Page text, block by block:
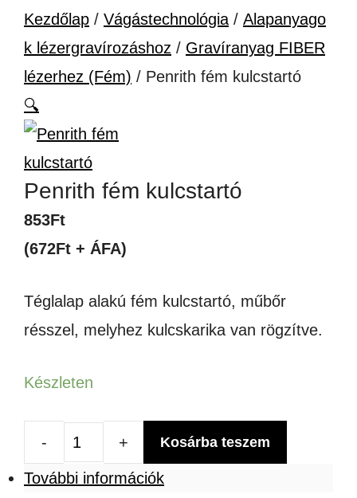
Kezdőlap / Vágástechnológia / Alapanyago
k lézergravírozáshoz / Gravíranyag FIBER
lézerhez (Fém) / Penrith fém kulcstartó
🔍
Penrith fém kulcstartó
853Ft
(672Ft + ÁFA)
Téglalap alakú fém kulcstartó, műbőr
résszel, melyhez kulcskarika van rögzítve.
Készleten
fém
Kosárba teszem
További információk